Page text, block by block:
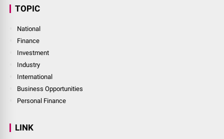
TOPIC
National
Finance
Investment
Industry
International
Business Opportunities
Personal Finance
LINK